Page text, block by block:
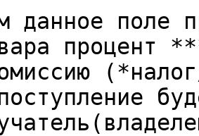
данное поле
процент